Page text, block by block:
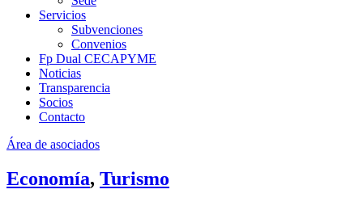
Servicios
Subvenciones
Convenios
Fp Dual CECAPYME
Noticias
Transparencia
Socios
Contacto
Área de asociados
Economía, Turismo